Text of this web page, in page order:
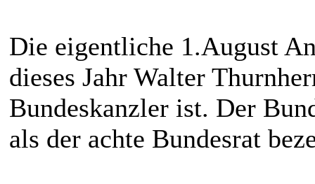
Die eigentliche 1.August
dieses Jahr Walter
Bundeskanzler ist. Der
als der achte Bundesrat